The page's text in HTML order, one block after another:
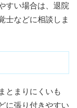
すい場合は、退院
士などに相談しま
とまりにくいも
に張り付きやすい